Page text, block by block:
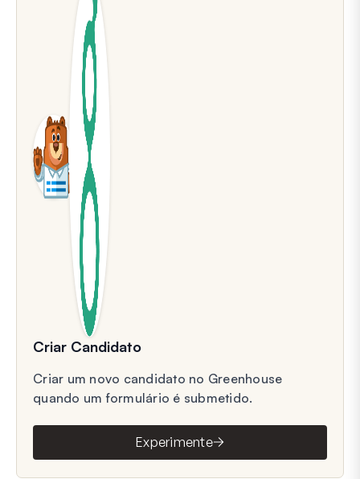
Criar Candidato
Criar um novo candidato no Greenhouse
quando um formulário é submetido.
Experimente